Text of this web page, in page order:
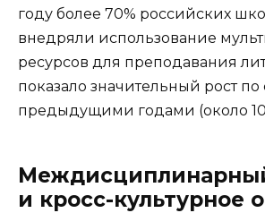
году более 70% российских
внедряли использование
ресурсов для преподавания
показало значительный рост
предыдущими годами (около
и кросс-культурное